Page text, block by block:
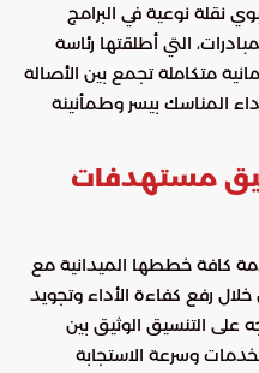
نقلة نوعية في البرامج
التي أطلقتها رئاسة
متكاملة تجمع بين الأصالة
المناسك بيسر وطمأنينة
مستهدفات
كافة خططها الميدانية مع
خلال رفع كفاءة الأداء وتجويد
على التنسيق الوثيق بين
وسرعة الاستجابة